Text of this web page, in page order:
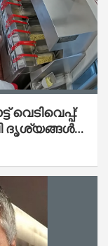
ദൃശ്യങ്ങൾ
കാരണം